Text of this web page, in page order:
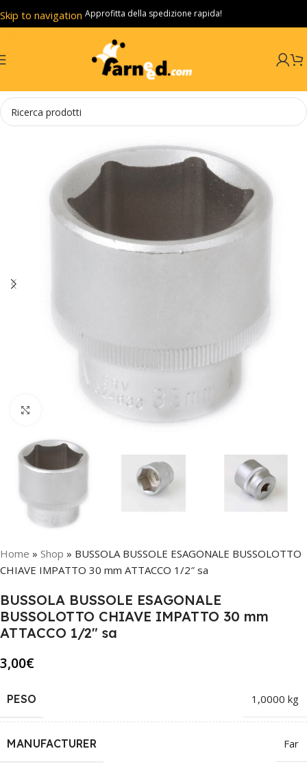
Skip to navigation
Skip to main content
Approfitta della spedizione rapida!
Click to enlarge
Home » Shop » BUSSOLA BUSSOLE ESAGONALE BUSSOLOTTO
CHIAVE IMPATTO 30 mm ATTACCO 1/2″ sa
BUSSOLA BUSSOLE ESAGONALE
BUSSOLOTTO CHIAVE IMPATTO 30 mm
ATTACCO 1/2″ sa
3,00€
PESO 1,0000 kg
MANUFACTURER Far